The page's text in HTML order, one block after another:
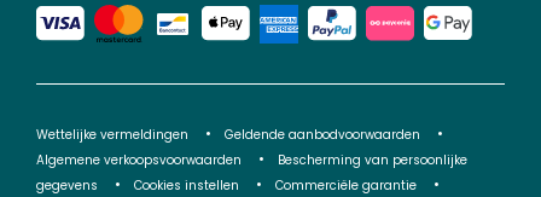
Wettelijke vermeldingen
Geldende aanbodvoorwaarden
Algemene verkoopsvoorwaarden
Bescherming van persoonlijke
gegevens
Cookies instellen
Commerciële garantie